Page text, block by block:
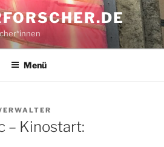
Menü
– Kinostart: